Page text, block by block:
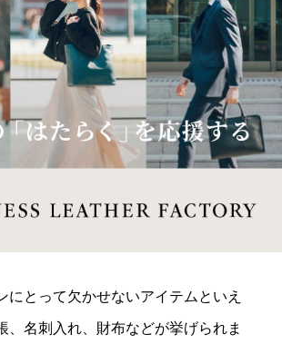
にとって欠かせないアイテムといえ
、名刺入れ、財布などが挙げられま